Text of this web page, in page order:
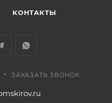
не осуществляется.
КОНТАКТЫ
ЗАКАЗАТЬ ЗВОНОК